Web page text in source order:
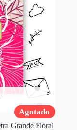
Agotado
Grande Floral